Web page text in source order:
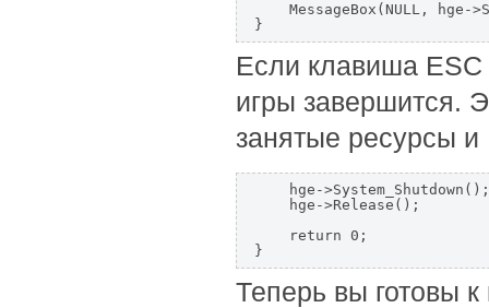
MessageBox(NULL, hge-
Если клавиша
игры завершится.
занятые ресурсы
    hge->System_Shutdown();
    hge->Release();
    return 0;
Теперь вы готовы